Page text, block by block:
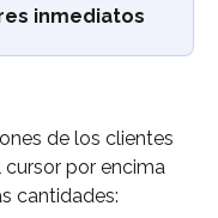
inmediatos
de los clientes
cursor por encima
cantidades: